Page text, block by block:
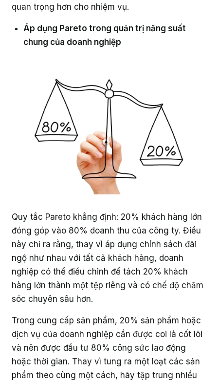
quan trọng hơn cho nhiệm vụ.
Áp dụng Pareto trong quản trị năng suất
chung của doanh nghiệp
Quy tắc Pareto khẳng định: 20% khách hàng lớn
đóng góp vào 80% doanh thu của công ty. Điều
này chỉ ra rằng, thay vì áp dụng chính sách đãi
ngộ như nhau với tất cả khách hàng, doanh
nghiệp có thể điều chỉnh để tách 20% khách
hàng lớn thành một tệp riêng và có chế độ chăm
sóc chuyên sâu hơn.
Trong cung cấp sản phẩm, 20% sản phẩm hoặc
dịch vụ của doanh nghiệp cần được coi là cốt lõi
và nên được đầu tư 80% công sức lao động
hoặc thời gian. Thay vì tung ra một loạt các sản
phẩm theo cùng một cách, hãy tập trung nhiều